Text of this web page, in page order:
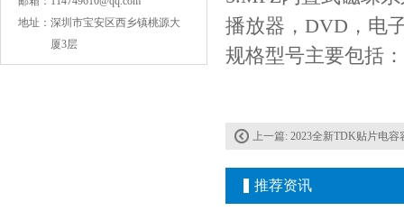
地址： 深圳市宝安区西乡镇桃源大
厦3层
播放器，DVD，电
规格型号主要包括
上一篇: 2023全新TDK贴片电容
推荐资讯